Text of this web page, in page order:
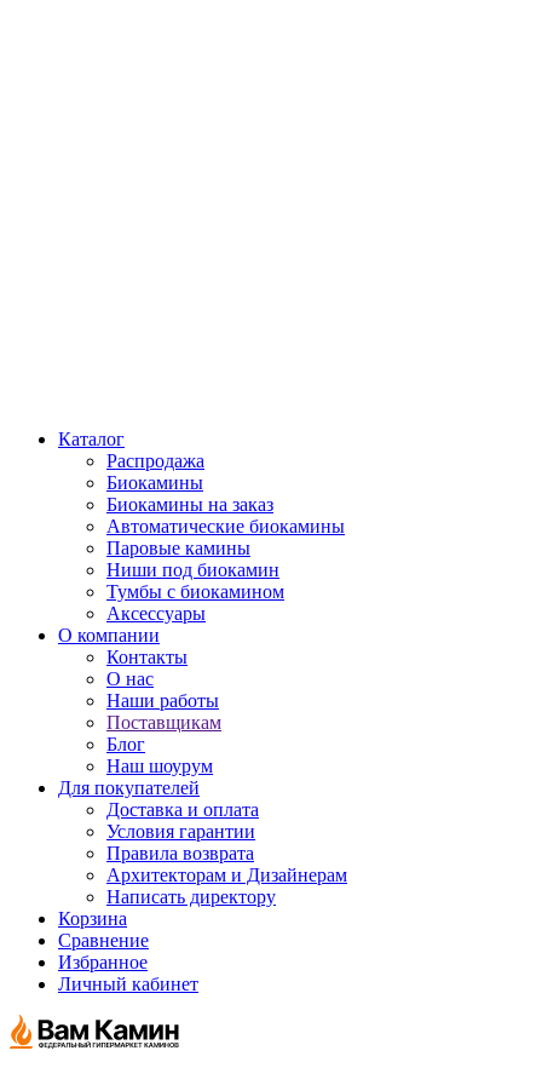
Каталог
Распродажа
Биокамины
Биокамины на заказ
Автоматические биокамины
Паровые камины
Ниши под биокамин
Тумбы с биокамином
Аксессуары
О компании
Контакты
О нас
Наши работы
Поставщикам
Блог
Наш шоурум
Для покупателей
Доставка и оплата
Условия гарантии
Правила возврата
Архитекторам и Дизайнерам
Написать директору
Корзина
Сравнение
Избранное
Личный кабинет